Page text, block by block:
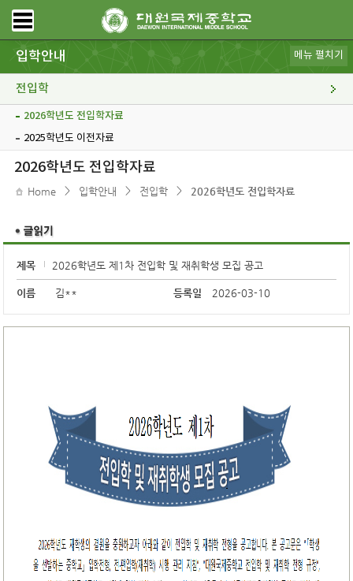
입학안내
신입학
전입학
2026학년도 전입학자료
2025학년도 이전자료
학교 홍보
메뉴 펼치기
2026학년도 전입학자료
Home > 입학안내 > 전입학 > 2026학년도 전입학자료
제목 2026학년도 제1차 전입학 및 재취학생 모집 공고
이름 김** 등록일 2026-03-10